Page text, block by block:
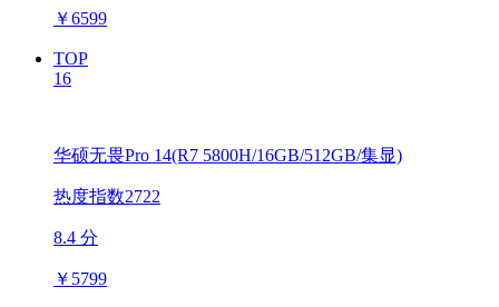
￥6599
TOP
16
华硕无畏Pro 14(R7 5800H/16GB/512GB/集显)
热度指数2722
8.4 分
￥ 5799